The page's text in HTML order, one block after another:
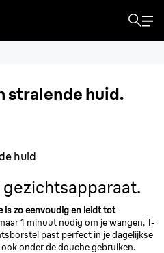
stralende huid.
gezichtsapparaat.
is zo eenvoudig en leidt tot
1 minuut nodig om je wangen, T-
past perfect in je dagelijkse
onder de douche gebruiken.